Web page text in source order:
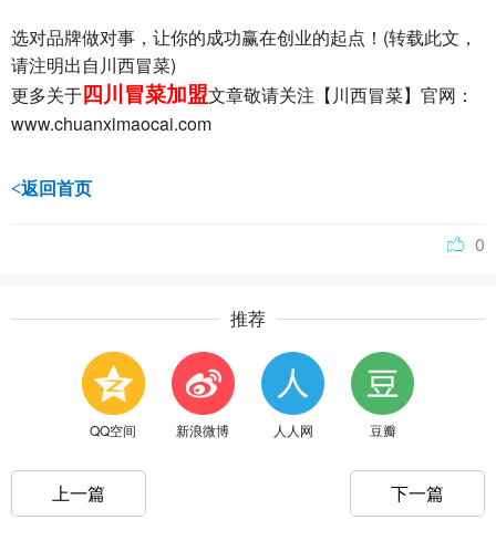
选对品牌做对事，让你的成功赢在创业的起点！ (转载此文，
请注明出自川西冒菜)
更多关于 四川冒菜加盟文章敬请关注【川西冒菜】官网：
www.chuanximaocai.com
<返回首页
0
推荐
QQ空间 新浪微博 人人网 豆瓣
上一篇 下一篇